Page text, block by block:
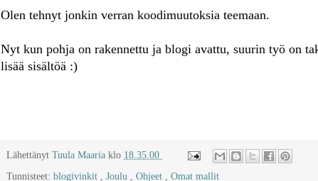
Olen tehnyt jonkin verran koodimuutoksia teemaan.
Nyt kun pohja on rakennettu ja blogi avattu, suurin työ on
lisää sisältöä :)
Lähettänyt Tuula Maaria klo 18.35.00
Tunnisteet: blogivinkit Joulu Ohjeet Omat mallit